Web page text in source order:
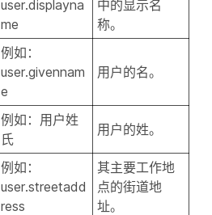
user.displayna
me
中的显示名
称。
例如：
user.givennam
e
用户的名。
例如：用户姓
氏
用户的姓。
例如：
user.streetadd
ress
其主要工作地
点的街道地
址。